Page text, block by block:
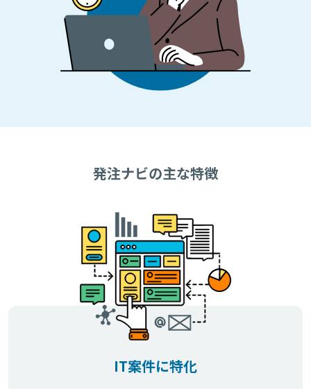
発注ナビの主な特徴
IT案件に特化